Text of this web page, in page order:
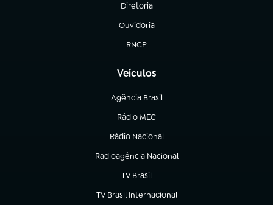
Diretoria
(abre em nova aba)
Ouvidoria
(abre em nova aba)
RNCP
(abre em nova aba)
Veículos
Agência Brasil
(abre em nova aba)
Rádio MEC
(abre em nova aba)
Rádio Nacional
Radioagência Nacional
(abre em nova aba)
TV Brasil
(abre em nova aba)
TV Brasil Internacional
(abre em nova aba)